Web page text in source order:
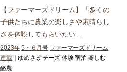
【ファーマーズドリーム】
「多くの
子供たちに農業の楽しさや素晴らし
さを体験してもらいたい…
2023年 5・６月号 ファーマーズドリーム
連載 ｜ゆめさぽ チーズ 体験 宿泊 楽しむ
酪農